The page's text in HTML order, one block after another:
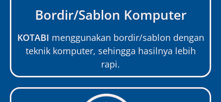
Bordir/Sablon Komputer
KOTABI menggunakan bordir/sablon dengan
teknik komputer, sehingga hasilnya lebih
rapi.